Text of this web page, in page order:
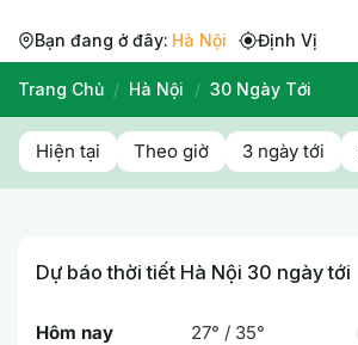
Bạn đang ở đây: Hà Nội Định Vị
Trang Chủ / Hà Nội / 30 Ngày Tới
Hiện tại Theo giờ 3 ngày tới
Dự báo thời tiết Hà Nội 30 ngày tới
Hôm nay 27° / 35°